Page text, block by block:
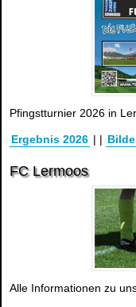
Pfingstturnier 2026 in
Ergebnis 2026 | |
FC Lermoos
Alle Informationen zu